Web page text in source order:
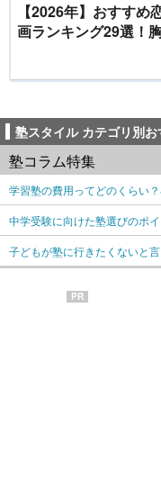
【2026年】おすすめ
画ランキング29選！
塾スタイル カテゴリ別
塾コラム特集
学習塾の費用ってどのくらい
中学受験に向けた塾選びのポイ
子どもが塾に行きたくないと
PR